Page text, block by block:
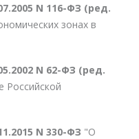
N 116-ФЗ (ред.
зонах в
N 62-ФЗ (ред.
Российской
N 330-ФЗ "О